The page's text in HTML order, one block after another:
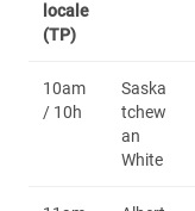
locale
(TP)
10am
/ 10h
Saska
tchew
an
White